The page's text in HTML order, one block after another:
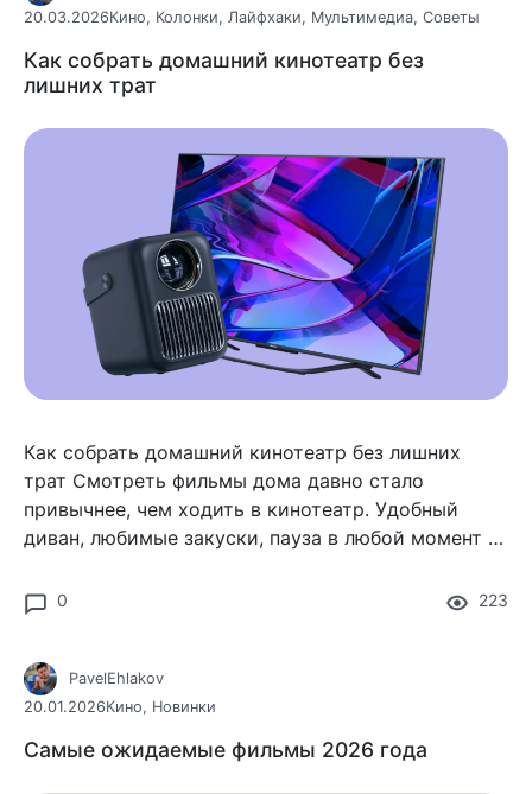
20.03.2026Кино, Колонки, Лайфхаки, Мультимедиа, Советы
Как собрать домашний кинотеатр без
лишних трат
Как собрать домашний кинотеатр без лишних
трат Смотреть фильмы дома давно стало
привычнее, чем ходить в кинотеатр. Удобный
диван, любимые закуски, пауза в любой момент —
223
0
PavelEhlakov
20.01.2026Кино, Новинки
Самые ожидаемые фильмы 2026 года